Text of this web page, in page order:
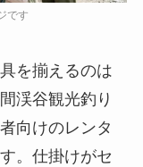
を揃えるのは
渓谷観光釣り
向けのレンタ
。仕掛けがセ